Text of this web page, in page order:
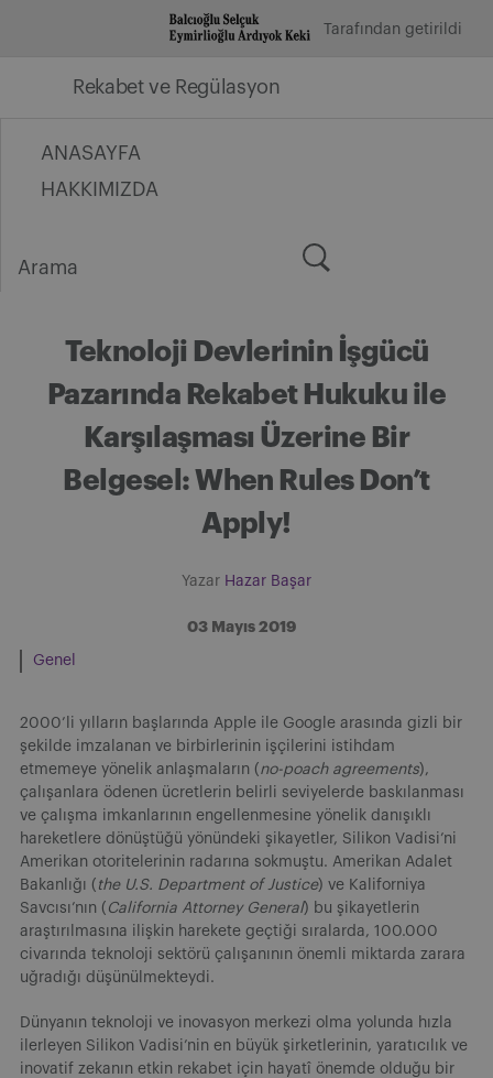
Tarafından getirildi
Rekabet ve Regülasyon
ANASAYFA
HAKKIMIZDA
for:
Teknoloji Devlerinin İşgücü
Pazarında Rekabet Hukuku ile
Karşılaşması Üzerine Bir
Belgesel: When Rules Don’t
Apply!
Yazar Hazar Başar
03 Mayıs 2019
Genel
2000’li yılların başlarında Apple ile Google arasında gizli bir
şekilde imzalanan ve birbirlerinin işçilerini istihdam
etmemeye yönelik anlaşmaların (no-poach agreements),
çalışanlara ödenen ücretlerin belirli seviyelerde baskılanması
ve çalışma imkanlarının engellenmesine yönelik danışıklı
hareketlere dönüştüğü yönündeki şikayetler, Silikon Vadisi’ni
Amerikan otoritelerinin radarına sokmuştu. Amerikan Adalet
Bakanlığı ( the U.S. Department of Justice) ve Kaliforniya
Savcısı’nın ( California Attorney General) bu şikayetlerin
araştırılmasına ilişkin harekete geçtiği sıralarda, 100.000
civarında teknoloji sektörü çalışanının önemli miktarda zarara
uğradığı düşünülmekteydi.
Dünyanın teknoloji ve inovasyon merkezi olma yolunda hızla
ilerleyen Silikon Vadisi’nin en büyük şirketlerinin, yaratıcılık ve
inovatif zekanın etkin rekabet için hayatî önemde olduğu bir